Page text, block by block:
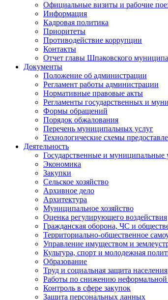
Официальные визиты и рабочие
Информация
Кадровая политика
Приоритеты
Противодействие коррупции
Контакты
Отчет главы Шпаковского
Документы
Положение об администрации
Регламент работы администрации
Нормативные правовые акты
Регламенты государственных и
Формы обращений
Порядок обжалования
Перечень муниципальных услуг
Технологические схемы
Деятельность
Государственные и муниципальные
Экономика
Закупки
Сельское хозяйство
Архивное дело
Архитектура
Муниципальное хозяйство
Оценка регулирующего воздействия
Гражданская оборона, ЧС и
Территориально-общественное
Управление имуществом и
Культура, спорт и молодежная
Образование
Труд и социальная защита населения
Работы по снижению неформальной
Контроль в сфере закупок
Защита персональных данных